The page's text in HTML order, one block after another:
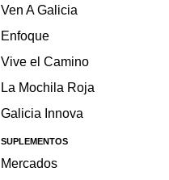
Ven A Galicia
Enfoque
Vive el Camino
La Mochila Roja
Galicia Innova
SUPLEMENTOS
Mercados